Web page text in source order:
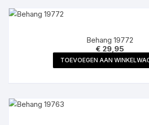
Behang 19772
€29,95
TOEVOEGEN AAN